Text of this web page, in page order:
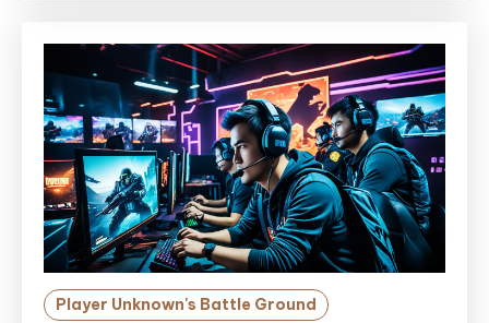
Player Unknown's Battle Ground